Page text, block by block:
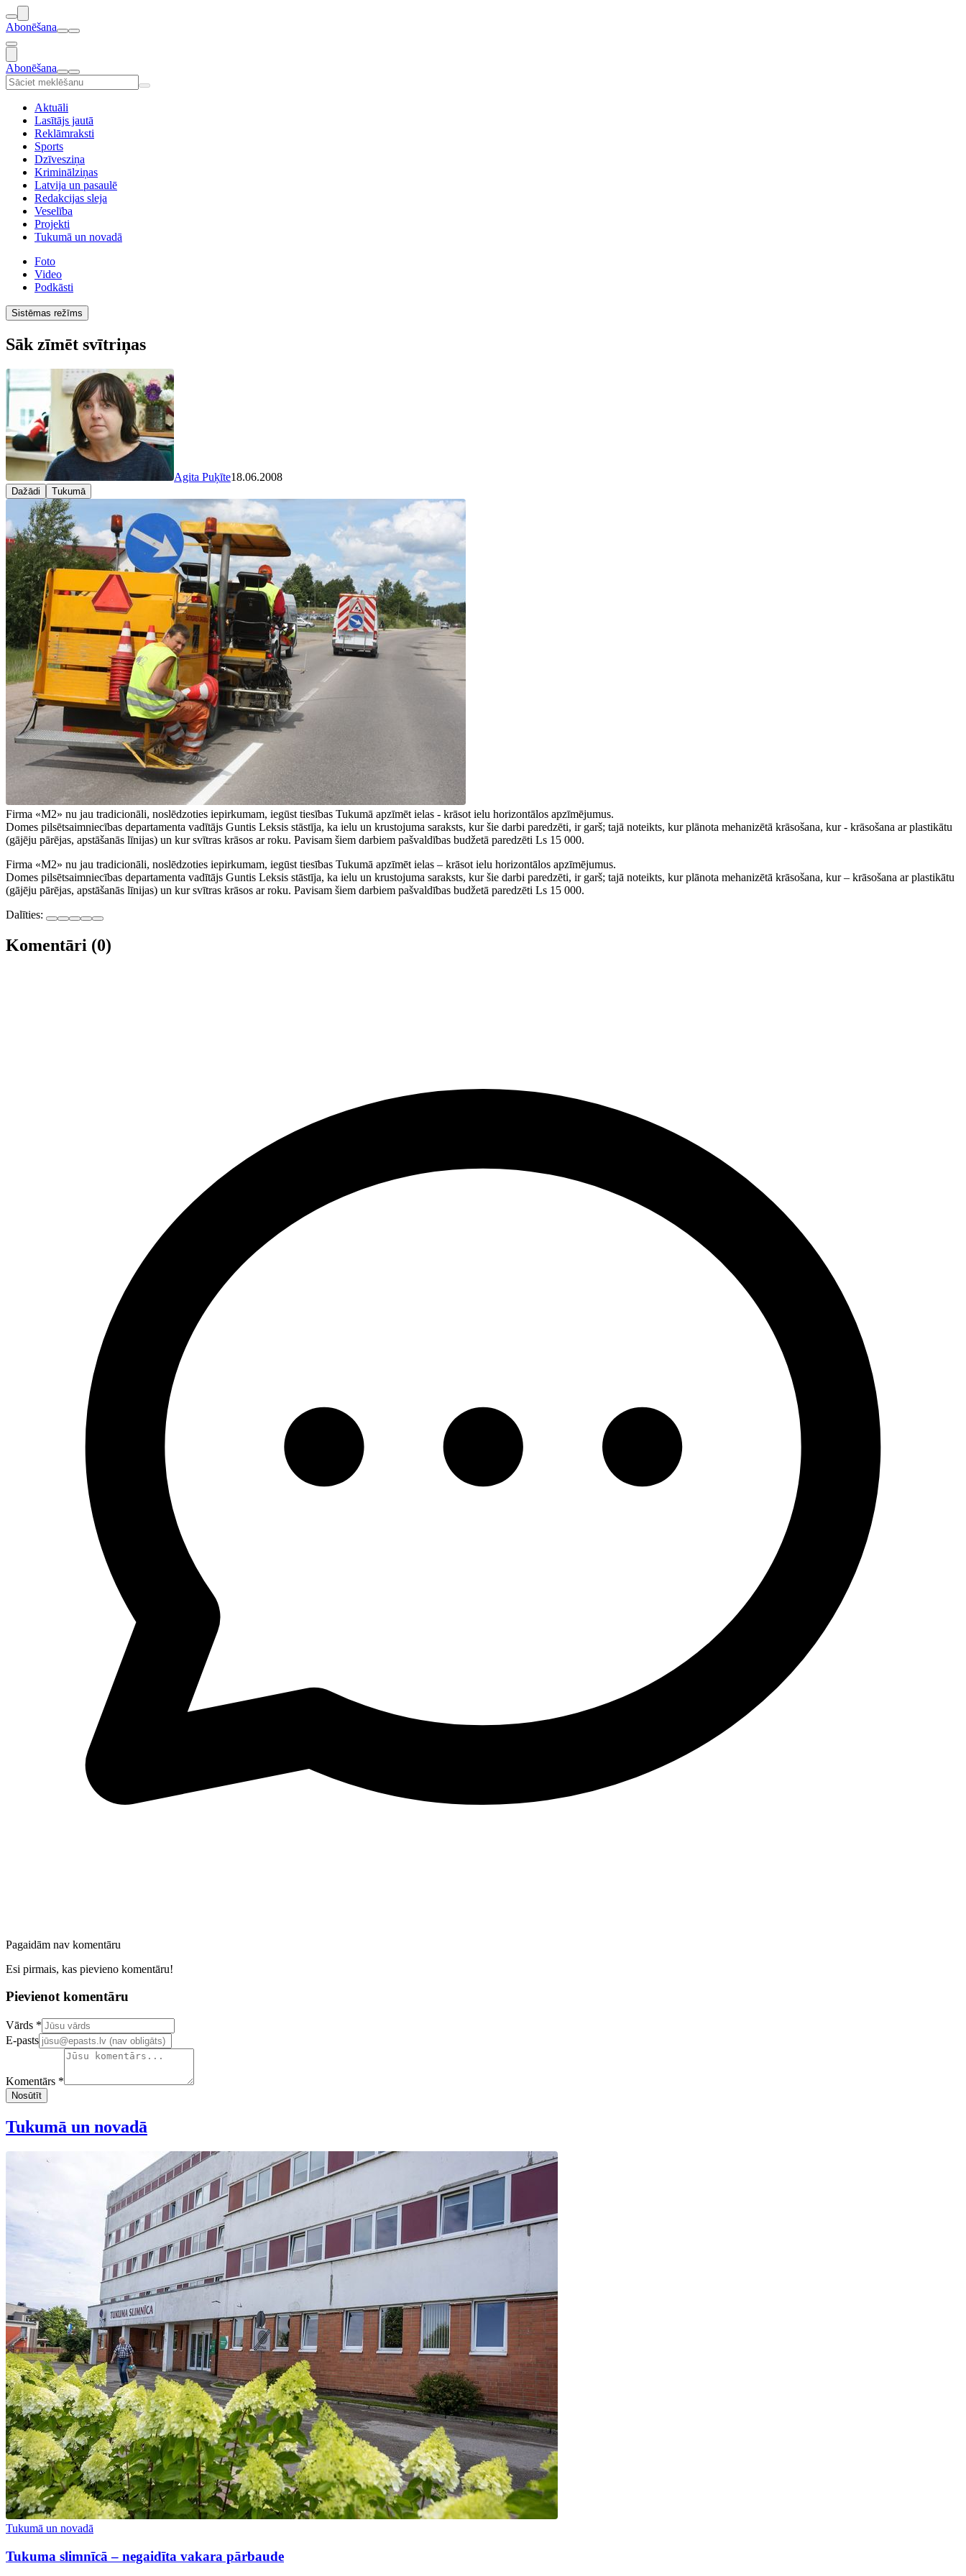
Abonēšana
Abonēšana
Aktuāli
Lasītājs jautā
Reklāmraksti
Sports
Dzīvesziņa
Kriminālziņas
Latvija un pasaulē
Redakcijas sleja
Veselība
Projekti
Tukumā un novadā
Foto
Video
Podkāsti
Sistēmas režīms
Sāk zīmēt svītriņas
Agita Puķīte18.06.2008
Dažādi Tukumā
Firma «M2» nu jau tradicionāli, noslēdzoties iepirkumam, iegūst tiesības Tukumā apzīmēt ielas - krāsot ielu horizontālos apzīmējumus.
Domes pilsētsaimniecības departamenta vadītājs Guntis Leksis stāstīja, ka ielu un krustojuma saraksts, kur šie darbi paredzēti, ir garš; tajā noteikts, kur plānota mehanizētā krāsošana, kur - krāsošana ar plastikātu
(gājēju pārējas, apstāšanās līnijas) un kur svītras krāsos ar roku. Pavisam šiem darbiem pašvaldības budžetā paredzēti Ls 15 000.
Firma «M2» nu jau tradicionāli, noslēdzoties iepirkumam, iegūst tiesības Tukumā apzīmēt ielas – krāsot ielu horizontālos apzīmējumus.
Domes pilsētsaimniecības departamenta vadītājs Guntis Leksis stāstīja, ka ielu un krustojuma saraksts, kur šie darbi paredzēti, ir garš; tajā noteikts, kur plānota mehanizētā krāsošana, kur – krāsošana ar plastikātu
(gājēju pārējas, apstāšanās līnijas) un kur svītras krāsos ar roku. Pavisam šiem darbiem pašvaldības budžetā paredzēti Ls 15 000.
Dalīties:
Komentāri (0)
Pagaidām nav komentāru
Esi pirmais, kas pievieno komentāru!
Pievienot komentāru
Confirm your email address
Vārds *
E-pasts
Komentārs *
Nosūtīt
Tukumā un novadā
Tukumā un novadā
Tukuma slimnīcā – negaidīta vakara pārbaude